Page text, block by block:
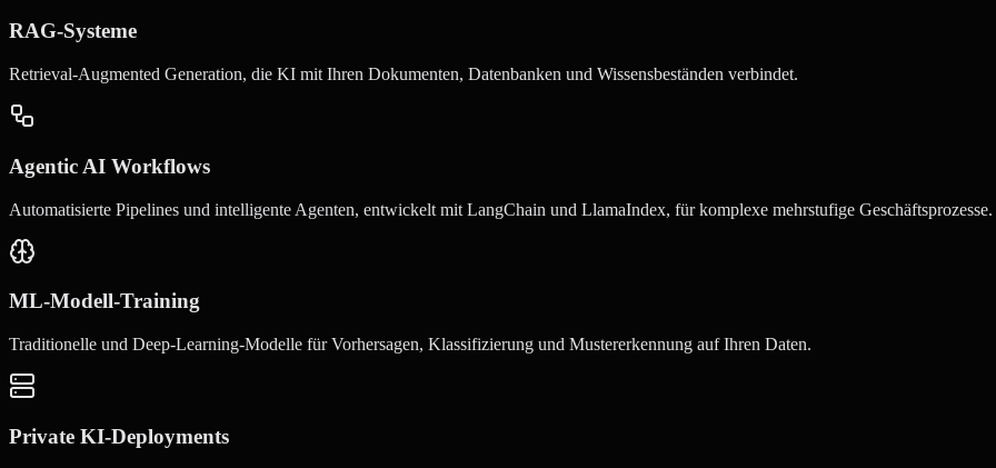
RAG-Systeme
Retrieval-Augmented Generation, die KI mit Ihren Dokumenten, Datenbanken und Wissensbeständen verbindet.
Agentic AI Workflows
Automatisierte Pipelines und intelligente Agenten, entwickelt mit LangChain und LlamaIndex, für komplexe mehrstufige Geschäftsprozesse.
ML-Modell-Training
Traditionelle und Deep-Learning-Modelle für Vorhersagen, Klassifizierung und Mustererkennung auf Ihren Daten.
Private KI-Deployments